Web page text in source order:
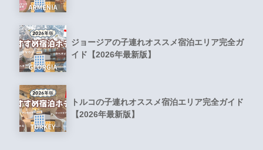
ジョージアの子連れオススメ宿泊エリア完全ガ
イド【2026年最新版】
トルコの子連れオススメ宿泊エリア完全ガイド
【2026年最新版】